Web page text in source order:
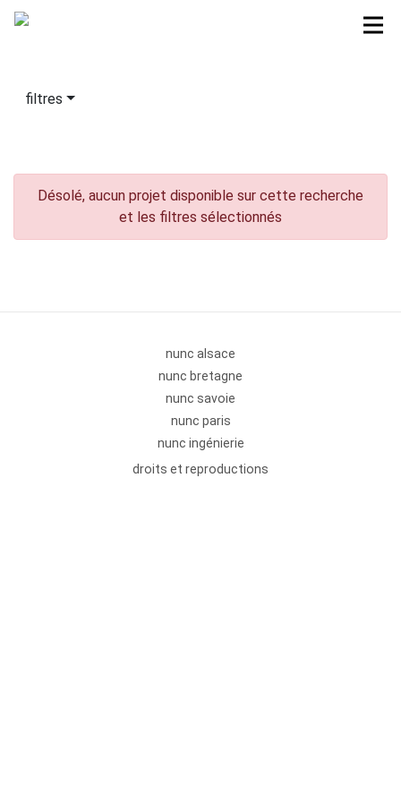
filtres
Désolé, aucun projet disponible sur cette recherche
et les filtres sélectionnés
nunc alsace
nunc bretagne
nunc savoie
nunc paris
nunc ingénierie
droits et reproductions